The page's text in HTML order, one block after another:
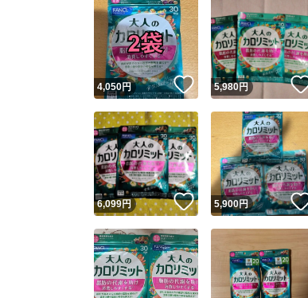
4,050円 いいね！
5,980円
6,099円 いいね！
5,900円